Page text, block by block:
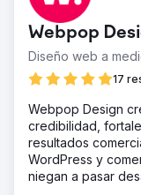
Webpop
Diseño web a
17
Webpop Design
credibilidad,
resultados
WordPress y
niegan a pasar